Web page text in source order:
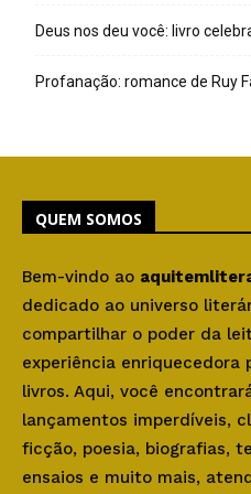
Deus nos deu você: livro
Profanação: romance de Ruy
QUEM SOMOS
Bem-vindo ao
dedicado ao universo
compartilhar o poder da
experiência enriquecedora
livros. Aqui, você
lançamentos imperdíveis,
ficção, poesia, biografias,
ensaios e muito mais,